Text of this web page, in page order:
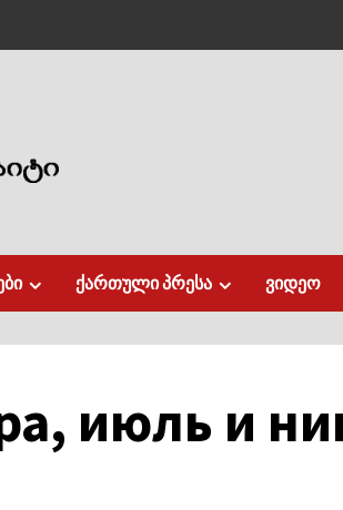
ქართული პრესა ვიდეო
июль и